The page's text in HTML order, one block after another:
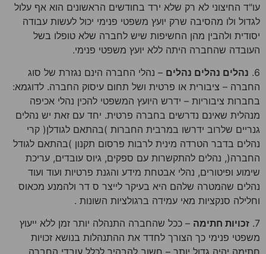
עו"ד החיצוני לא רק שלא ירד בחודשים הראשונים הוא אף עלול
לגדול ולו מהסיבה שרק יועץ משפטי פנימי יכול לעשות עבודה
יסודית ולהבין מהן החשיפות שיש לחברה שלא טופלו בשל
העובדה שהחברה היתה ללא יועץ משפטי פנימי.
6. נהלים נהלים נהלים – נהלי החברה הינם נגזרת של סוג
החברה – ציבורית או פרטית ושל תחום עיסוק החברה. לדוגמא:
בחברות ציבוריות – ידרש היועץ המשפטי להכין נהלי אכיפה
מנהלית שאינם נדרשים בחברה פרטית. יחד עם זאת יש נהלים
גנריים שלרוב ידרשו במרבית החברות )בהתאם לגודלן( קרי
נהלים בדבר הטרדה מינית לרבות פרסום תקנון )בהתאם לגודל
החברה(, נהלים להתקשרות עם ספקים, גיוס עובדים, עריכת
שימוע ופיטורים, נהלי אבטחת מידע והגנת פרטיות ועוד ועוד
נהלים שהמטרה שלהם היא בעיקר לייצר ס דר ולהמנע מכאוס
וחלילה סנקציות מאי עמידה ברגולציות השונות .
7. זכויות חתימה – ככל שהחברה התנהלה יותר זמן ללא ייעוץ
משפטי פנימי כך הצורך לחדד את ההתנהלות בנושא זכויות